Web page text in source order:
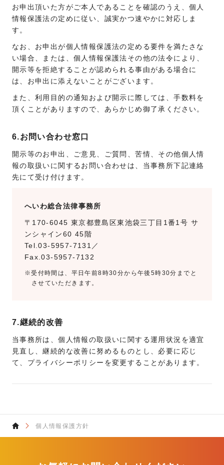
お申出頂いた方がご本人であることを確認のうえ、個人
情報保護法の定めに従い、誠実かつ速やかに対応しま
す。
なお、お申出が個人情報保護法の定める要件を満たさな
い場合、または、個人情報保護法その他の法令により、
開示等を拒絶することが認められる事由がある場合に
は、お申出に添えないことがございます。
また、利用目的の通知および開示に際しては、手数料を
頂くことがありますので、あらかじめ御了承ください。
6.お問い合わせ窓口
開示等のお申出、ご意見、ご質問、苦情、その他個人情
報の取扱いに関するお問い合わせは、当事務所下記連絡
先にて受け付けます。
へいわ総合法律事務所
〒170-6045 東京都豊島区東池袋三丁目1番1号 サ
ンシャイン60 45階
Tel.03-5957-7131／
Fax.03-5957-7132
※受付時間は、平日午前8時30分から午後5時30分までと
させていただきます。
7.継続的改善
当事務所は、個人情報の取扱いに関する運用状況を適宜
見直し、継続的な改善に努めるものとし、必要に応じ
て、プライバシーポリシーを変更することがあります。
個人情報保護方針